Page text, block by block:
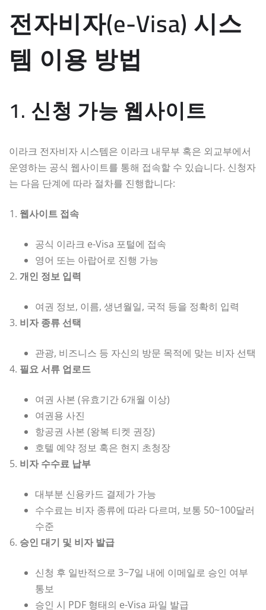
전자비자(e-Visa) 시스
템 이용 방법
1. 신청 가능 웹사이트
이라크 전자비자 시스템은 이라크 내무부 혹은 외교부에서
운영하는 공식 웹사이트를 통해 접속할 수 있습니다. 신청자
는 다음 단계에 따라 절차를 진행합니다:
웹사이트 접속
공식 이라크 e-Visa 포털에 접속
영어 또는 아랍어로 진행 가능
개인 정보 입력
여권 정보, 이름, 생년월일, 국적 등을 정확히 입력
비자 종류 선택
관광, 비즈니스 등 자신의 방문 목적에 맞는 비자 선택
필요 서류 업로드
여권 사본 (유효기간 6개월 이상)
여권용 사진
항공권 사본 (왕복 티켓 권장)
호텔 예약 정보 혹은 현지 초청장
비자 수수료 납부
대부분 신용카드 결제가 가능
수수료는 비자 종류에 따라 다르며, 보통 50~100달러
수준
승인 대기 및 비자 발급
신청 후 일반적으로 3~7일 내에 이메일로 승인 여부
통보
승인 시 PDF 형태의 e-Visa 파일 발급